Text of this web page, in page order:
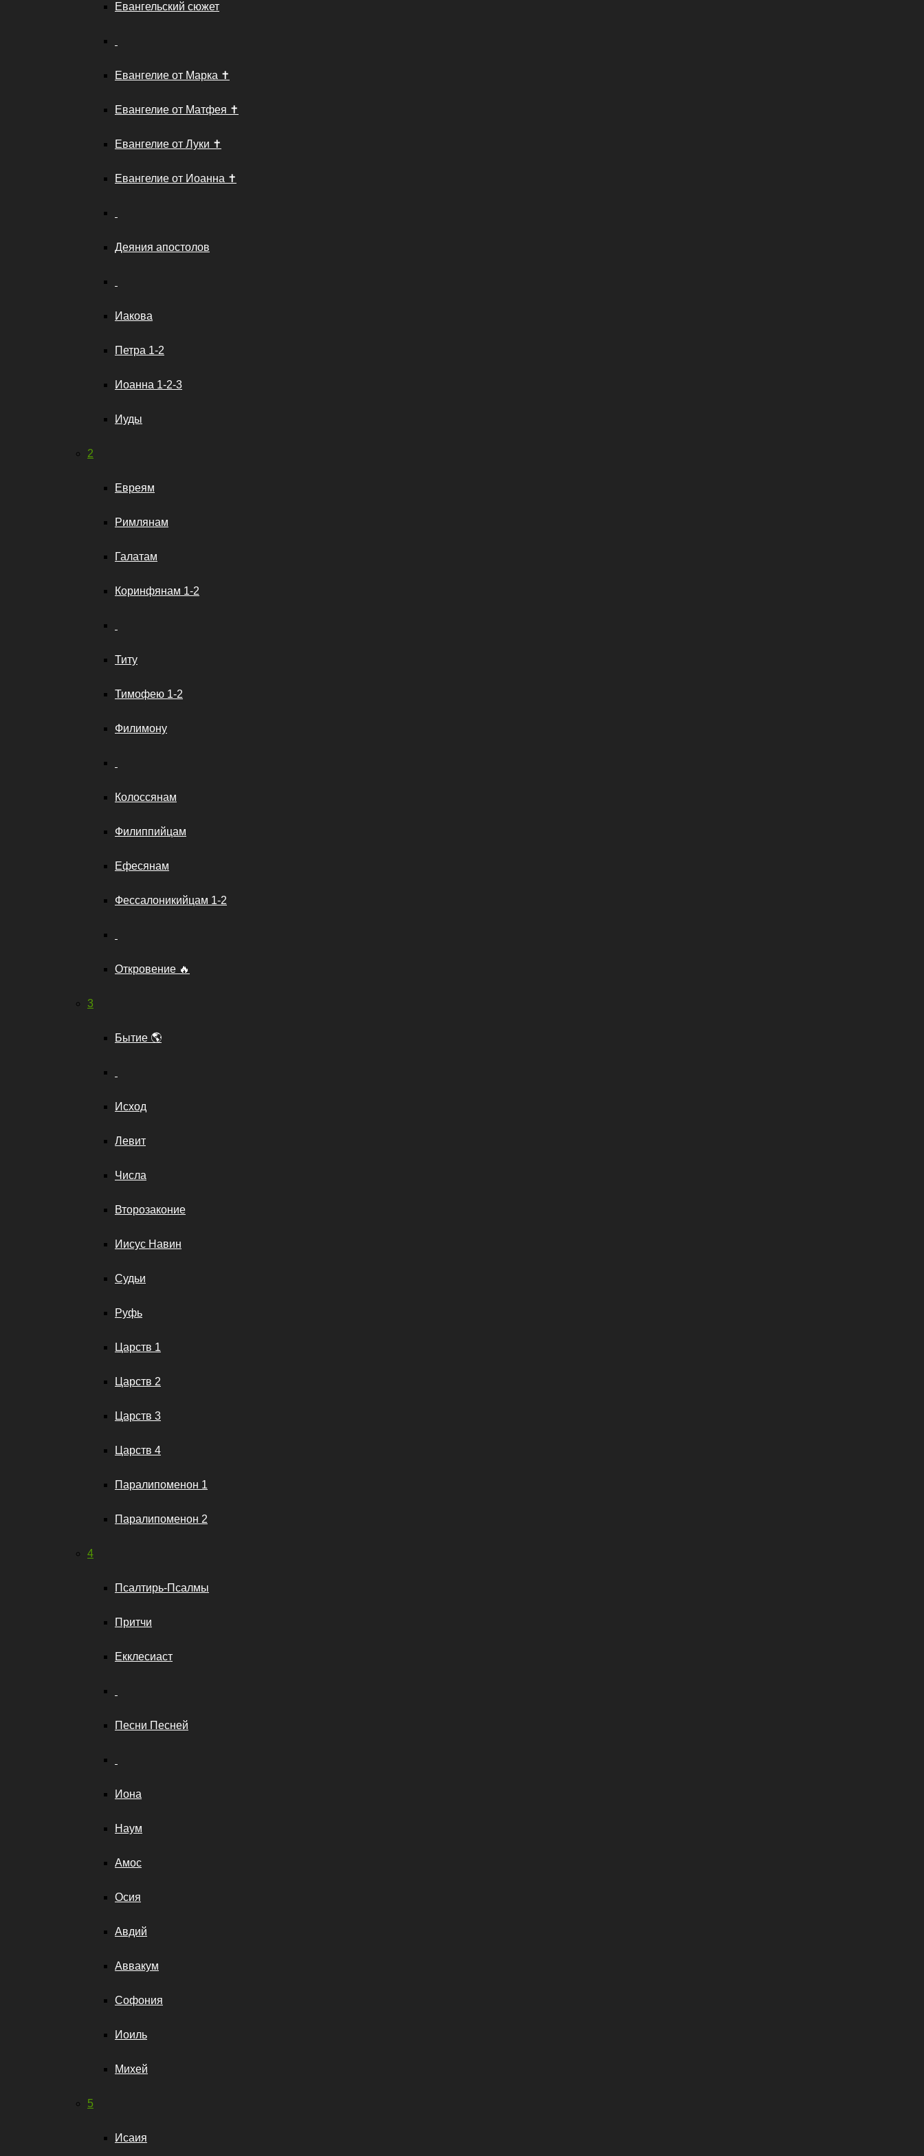
Евангельский сюжет
Евангелие от Марка ✝️
Евангелие от Матфея ✝️
Евангелие от Луки ✝️
Евангелие от Иоанна ✝️
Деяния апостолов
Иакова
Петра 1-2
Иоанна 1-2-3
Иуды
2
Евреям
Римлянам
Галатам
Коринфянам 1-2
Титу
Тимофею 1-2
Филимону
Колоссянам
Филиппийцам
Ефесянам
Фессалоникийцам 1-2
Откровение 🔥
3
Бытие 🌎
Исход
Левит
Числа
Второзаконие
Иисус Навин
Судьи
Руфь
Царств 1
Царств 2
Царств 3
Царств 4
Паралипоменон 1
Паралипоменон 2
4
Псалтирь-Псалмы
Притчи
Екклесиаст
Песни Песней
Иона
Наум
Амос
Осия
Авдий
Аввакум
Софония
Иоиль
Михей
5
Исаия